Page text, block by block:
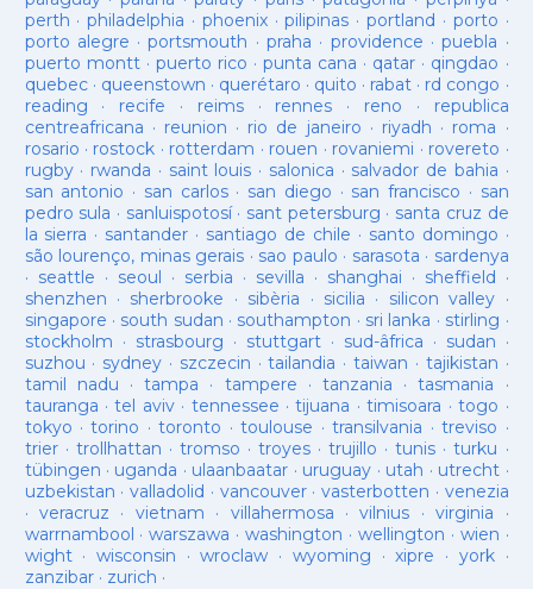
perth ·philadelphia · phoenix·pilipinas ·portland · porto ·
porto alegre ·portsmouth ·praha · providence ·puebla ·
puerto montt· puerto rico ·punta cana · qatar · qingdao ·
quebec· queenstown · querétaro · quito · rabat · rd congo ·
reading · recife · reims· rennes · reno · republica
centreafricana · reunion · rio de janeiro · riyadh · roma ·
rosario · rostock · rotterdam · rouen · rovaniemi · rovereto ·
rugby· rwanda · saint louis · salonica · salvador de bahia ·
san antonio · san carlos· san diego · san francisco · san
pedro sula · sanluispotosí· sant petersburg · santa cruz de
la sierra · santander · santiago de chile · santo domingo ·
são lourenço, minas gerais · sao paulo · sarasota · sardenya
· seattle · seoul · serbia · sevilla · shanghai · sheffield ·
shenzhen · sherbrooke · sibèria · sicilia · silicon valley ·
singapore · south sudan · southampton · sri lanka · stirling ·
stockholm · strasbourg · stuttgart· sud-âfrica · sudan ·
suzhou · sydney · szczecin ·tailandia ·taiwan · tajikistan ·
tamil nadu ·tampa · tampere · tanzania ·tasmania ·
tauranga ·tel aviv· tennessee ·tijuana ·timisoara ·togo ·
tokyo ·torino ·toronto ·toulouse ·transilvania ·treviso ·
trier· trollhattan · tromso · troyes·trujillo ·tunis ·turku ·
tübingen · uganda · ulaanbaatar · uruguay · utah · utrecht ·
uzbekistan · valladolid · vancouver· vasterbotten · venezia
· veracruz · vietnam · villahermosa ·vilnius ·virginia ·
warrnambool ·warszawa ·washington · wellington · wien ·
wight· wisconsin ·wroclaw · wyoming ·xipre · york·
zanzibar· zurich ·